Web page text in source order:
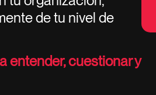
de tu nivel de
entender, cuestionar y